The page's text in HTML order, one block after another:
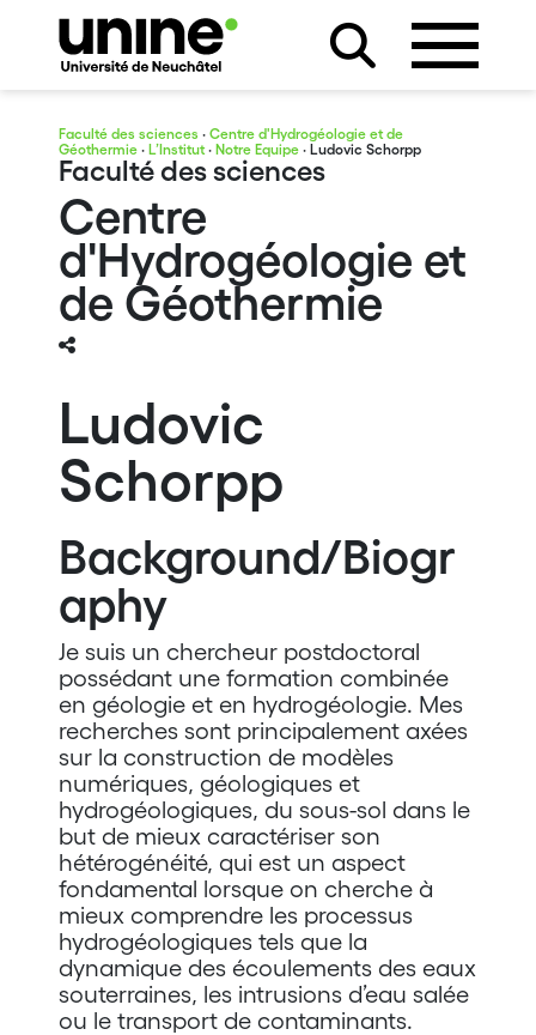
Faculté des sciences · Centre d'Hydrogéologie et de
Géothermie· L’Institut· Notre Equipe· Ludovic Schorpp
Faculté des sciences
Centre
d'Hydrogéologie et
de Géothermie
Ludovic
Schorpp
Background/Biogr
aphy
Je suis un chercheur postdoctoral
possédant une formation combinée
en géologie et en hydrogéologie. Mes
recherches sont principalement axées
sur la construction de modèles
numériques, géologiques et
hydrogéologiques, du sous-sol dans le
but de mieux caractériser son
hétérogénéité, qui est un aspect
fondamental lorsque on cherche à
mieux comprendre les processus
hydrogéologiques tels que la
dynamique des écoulements des eaux
souterraines, les intrusions d’eau salée
ou le transport de contaminants.